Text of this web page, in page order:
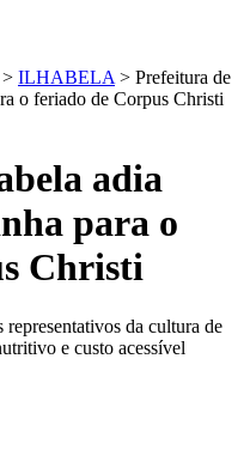
> ILHABELA > Prefeitura de
o feriado de Corpus Christi
adia
para o
Christi
da cultura de
e custo acessível